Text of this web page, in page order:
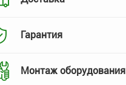
Гарантия
Монтаж оборудования